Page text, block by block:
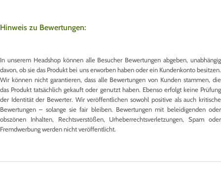
Hinweis zu Bewertungen:
In unserem Headshop können alle Besucher Bewertungen abgeben, unabhängig
davon, ob sie das Produkt bei uns erworben haben oder ein Kundenkonto besitzen.
Wir können nicht garantieren, dass alle Bewertungen von Kunden stammen, die
das Produkt tatsächlich gekauft oder genutzt haben. Ebenso erfolgt keine Prüfung
der Identität der Bewerter. Wir veröffentlichen sowohl positive als auch kritische
Bewertungen – solange sie fair bleiben. Bewertungen mit beleidigenden oder
obszönen Inhalten, Rechtsverstößen, Urheberrechtsverletzungen, Spam oder
Fremdwerbung werden nicht veröffentlicht.